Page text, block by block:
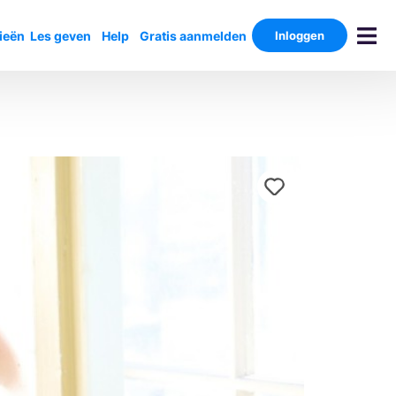
Les geven Help Gratis aanmelden Inloggen